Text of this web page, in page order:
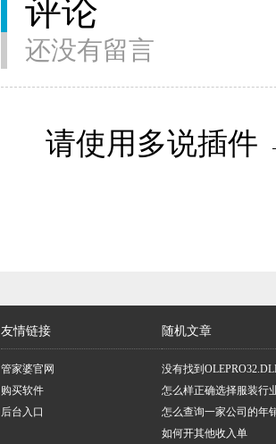
评论
还没有留言
请使用多说插
友情链接
管家婆官网
购买软件
后台入口
随机文章
没有找到
怎么样正确选择服装行
件？
怎么查询一家公司的年
如何开其他收入单